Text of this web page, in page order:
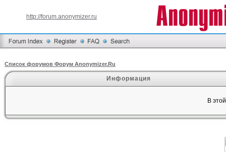
http://forum.anonymizer.ru
Список форумов Форум Anonymizer.Ru
Информация
В